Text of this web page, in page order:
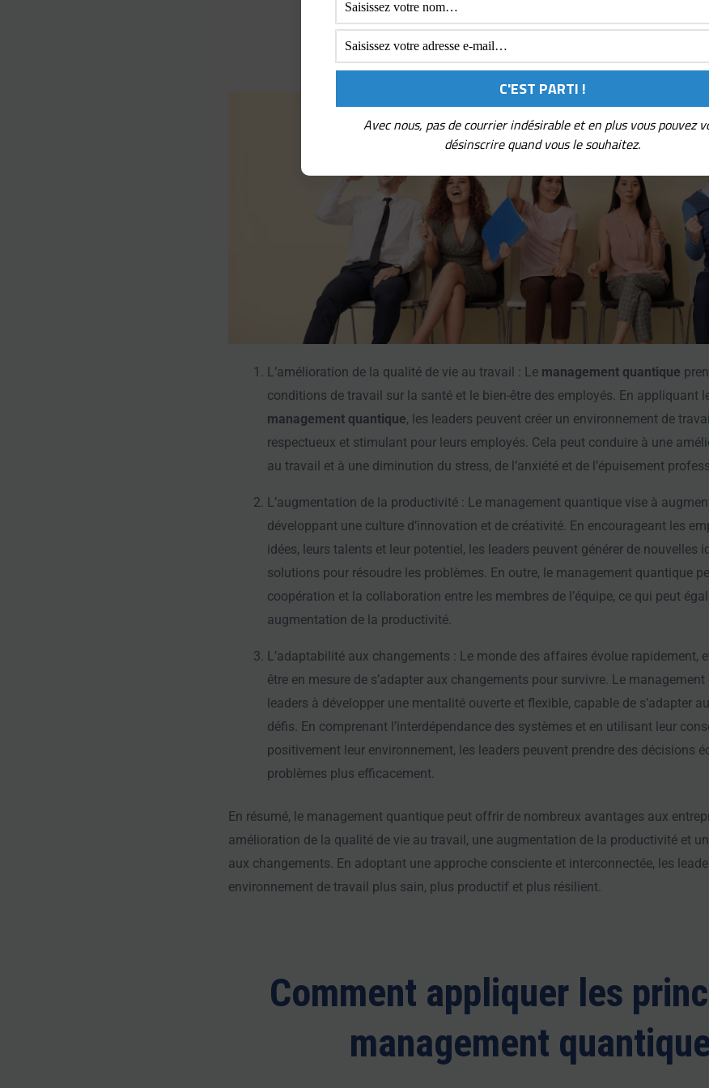
L’amélioration de la qualité de vie au travail : Le management quantique
conditions de travail sur la santé et le bien-être des employés. En appliquant
management quantique, les leaders peuvent créer un environnement de
respectueux et stimulant pour leurs employés. Cela peut conduire à une
au travail et à une diminution du stress, de l’anxiété et de l’épuisement
L’augmentation de la productivité : Le management quantique vise à
développant une culture d’innovation et de créativité. En encourageant les
idées, leurs talents et leur potentiel, les leaders peuvent générer de nouvelles
solutions pour résoudre les problèmes. En outre, le management quantique
coopération et la collaboration entre les membres de l’équipe, ce qui peut
augmentation de la productivité.
L’adaptabilité aux changements : Le monde des affaires évolue rapidement,
être en mesure de s’adapter aux changements pour survivre. Le
leaders à développer une mentalité ouverte et flexible, capable de s’adapter
défis. En comprenant l’interdépendance des systèmes et en utilisant leur
positivement leur environnement, les leaders peuvent prendre des décisions
problèmes plus efficacement.
En résumé, le management quantique peut offrir de nombreux avantages aux
amélioration de la qualité de vie au travail, une augmentation de la productivité et
aux changements. En adoptant une approche consciente et interconnectée, les
environnement de travail plus sain, plus productif et plus résilient.
Comment appliquer les
management
Avec nous, pas de courrier indésirable et en plus vous pouvez
désinscrire quand vous le souhaitez.